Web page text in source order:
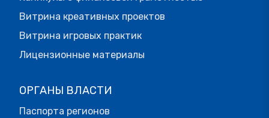
Витрина креативных проектов
Витрина игровых практик
Лицензионные материалы
ОРГАНЫ ВЛАСТИ
Паспорта регионов